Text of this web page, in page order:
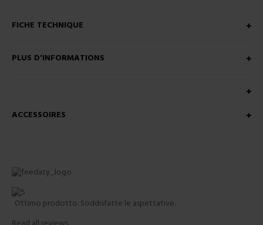
FICHE TECHNIQUE
PLUS D'INFORMATIONS
ACCESSOIRES
Ottimo prodotto. Soddisfatte le aspettative.